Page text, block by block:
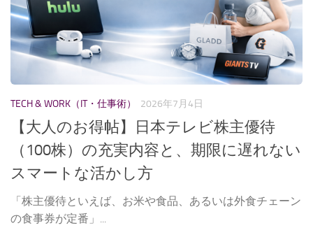
TECH & WORK（IT・仕事術） 2026年7月4日
【大人のお得帖】日本テレビ株主優待
（100株）の充実内容と、期限に遅れない
スマートな活かし方
「株主優待といえば、お米や食品、あるいは外食チェーン
の食事券が定番」...